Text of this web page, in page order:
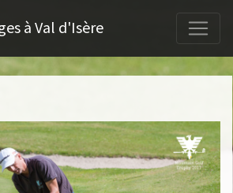
à Val d'Isère